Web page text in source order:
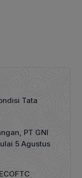
Tata
PT GNI
5 Agustus